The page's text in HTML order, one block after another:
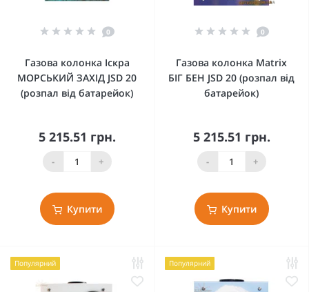
0
Газова колонка Іскра
МОРСЬКИЙ ЗАХІД JSD 20
(розпал від батарейок)
5 215.51 грн.
- +
Купити
0
Газова колонка Matrix
БІГ БЕН JSD 20 (розпал від
батарейок)
5 215.51 грн.
- +
Купити
Популярний Популярний